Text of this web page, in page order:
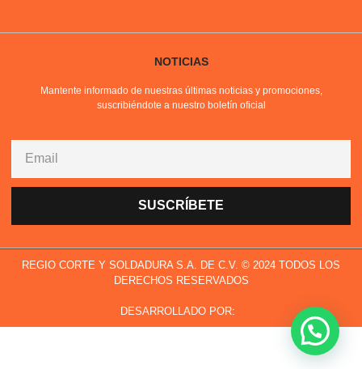
NOTICIAS
Mantente informado de nuestras últimas noticias y promociones,
suscribiéndote a nuestro boletín oficial
SUSCRÍBETE
REGIO CORTE Y SOLDADURA S.A. DE C.V. © 2024 TODOS LOS
DERECHOS RESERVADOS
DESARROLLADO POR: